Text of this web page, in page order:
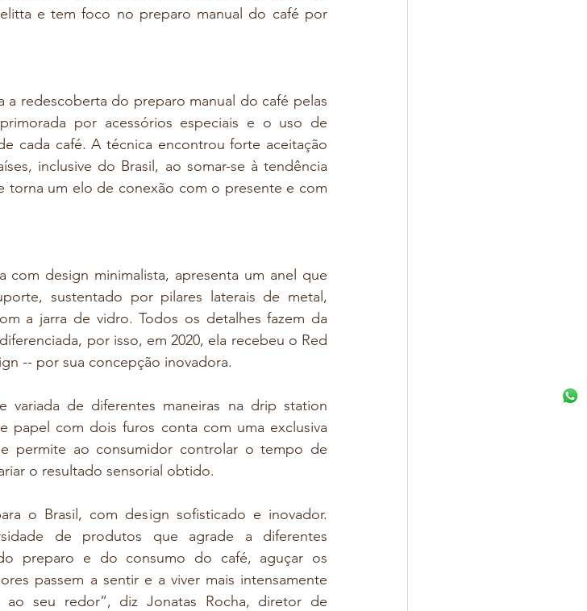
e tem foco no preparo manual do café por
redescoberta do preparo manual do café pelas
por acessórios especiais e o uso de
cada café. A técnica encontrou forte aceitação
inclusive do Brasil, ao somar-se à tendência
torna um elo de conexão com o presente e com
design minimalista, apresenta um anel que
sustentado por pilares laterais de metal,
a jarra de vidro. Todos os detalhes fazem da
por isso, em 2020, ela recebeu o Red
-- por sua concepção inovadora.
de diferentes maneiras na drip station
papel com dois furos conta com uma exclusiva
permite ao consumidor controlar o tempo de
o resultado sensorial obtido.
o Brasil, com design sofisticado e inovador.
de produtos que agrade a diferentes
preparo e do consumo do café, aguçar os
passem a sentir e a viver mais intensamente
seu redor”, diz Jonatas Rocha, diretor de